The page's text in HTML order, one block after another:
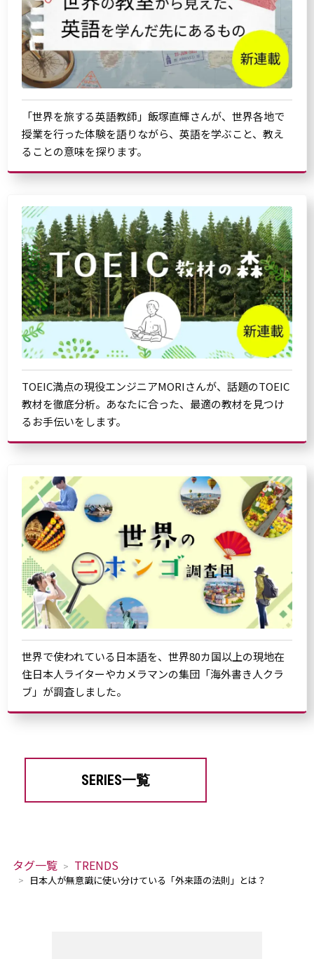
「世界を旅する英語教師」飯塚直輝さんが、世界各地で
授業を行った体験を語りながら、英語を学ぶこと、教え
ることの意味を探ります。
TOEIC満点の現役エンジニアMORIさんが、話題のTOEIC
教材を徹底分析。あなたに合った、最適の教材を見つけ
るお手伝いをします。
世界で使われている日本語を、世界80カ国以上の現地在
住日本人ライターやカメラマンの集団「海外書き人クラ
ブ」が調査しました。
SERIES一覧
タグ一覧 TRENDS
日本人が無意識に使い分けている「外来語の法則」とは？